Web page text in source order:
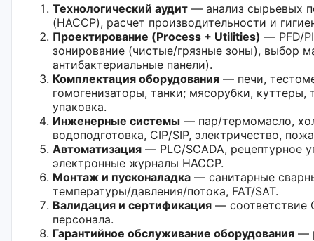
Технологический аудит — анализ сырьевых
(HACCP), расчет производительности и
Проектирование (Process + Utilities) — PFD/
зонирование (чистые/грязные зоны), выбор
антибактериальные панели).
Комплектация оборудования — печи,
гомогенизаторы, танки; мясорубки,
упаковка.
Инженерные системы — пар/термомасло,
водоподготовка, CIP/SIP, электричество,
Автоматизация — PLC/SCADA, рецептурное
электронные журналы HACCP.
Монтаж и пусконаладка — санитарные
температуры/давления/потока, FAT/SAT.
Валидация и сертификация — соответствие
персонала.
Гарантийное обслуживание оборудования —